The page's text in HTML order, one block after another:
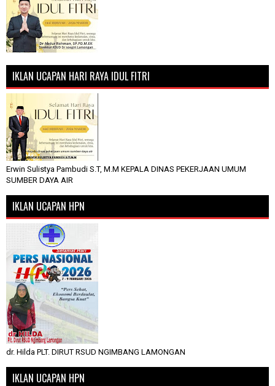
IKLAN UCAPAN HARI RAYA IDUL FITRI
Erwin Sulistya Pambudi S.T, M.M KEPALA DINAS PEKERJAAN UMUM
SUMBER DAYA AIR
IKLAN UCAPAN HPN
dr. Hilda PLT. DIRUT RSUD NGIMBANG LAMONGAN
IKLAN UCAPAN HPN